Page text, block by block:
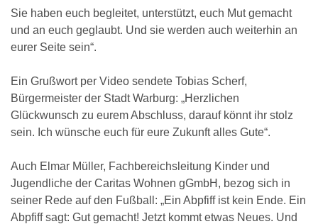
Sie haben euch begleitet, unterstützt, euch Mut gemacht
und an euch geglaubt. Und sie werden auch weiterhin an
eurer Seite sein“.
Ein Grußwort per Video sendete Tobias Scherf,
Bürgermeister der Stadt Warburg: „Herzlichen
Glückwunsch zu eurem Abschluss, darauf könnt ihr stolz
sein. Ich wünsche euch für eure Zukunft alles Gute“.
Auch Elmar Müller, Fachbereichsleitung Kinder und
Jugendliche der Caritas Wohnen gGmbH, bezog sich in
seiner Rede auf den Fußball: „Ein Abpfiff ist kein Ende. Ein
Abpfiff sagt: Gut gemacht! Jetzt kommt etwas Neues. Und